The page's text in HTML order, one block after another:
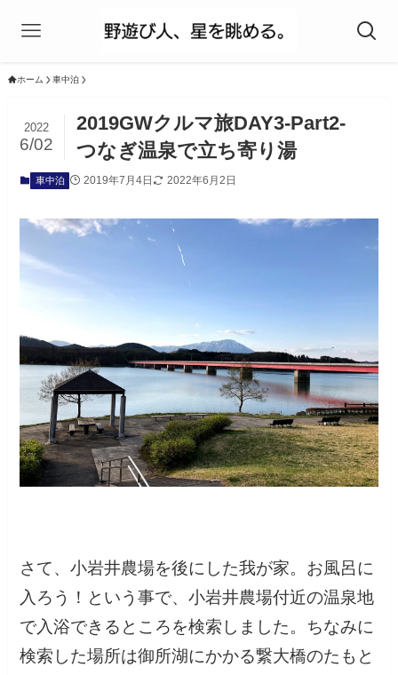
ホーム 車中泊
2019GWクルマ旅DAY3-Part2-
つなぎ温泉で立ち寄り湯
2022
6/02
車中泊 2019年7月4日 2022年6月2日
さて、小岩井農場を後にした我が家。お風呂に
入ろう！という事で、小岩井農場付近の温泉地
で入浴できるところを検索しました。ちなみに
検索した場所は御所湖にかかる繋大橋のたもと